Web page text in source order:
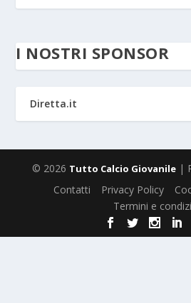
I NOSTRI SPONSOR
Diretta.it
© 2026 Tutto Calcio Giovanile |
Contatti Privacy Policy
Termini e